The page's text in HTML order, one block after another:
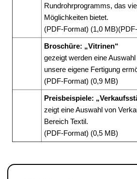
Rundrohrprogramms, das
Möglichkeiten bietet.
(PDF-Format) (1,0 MB)
Broschüre: „Vitrinen“
gezeigt werden eine
unsere eigene Fertigung
(PDF-Format) (0,9 MB)
Preisbeispiele:
zeigt eine Auswahl von
Bereich Textil.
(PDF-Format) (0,5 MB)